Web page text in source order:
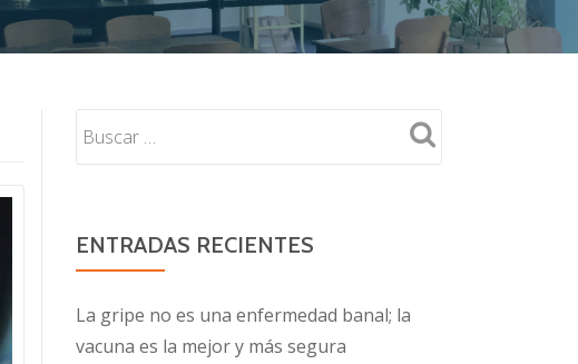
ENTRADAS RECIENTES
La gripe no es una enfermedad banal; la
vacuna es la mejor y más segura